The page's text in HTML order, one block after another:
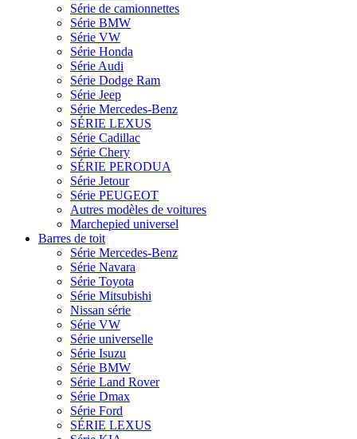
Série de camionnettes
Série BMW
Série VW
Série Honda
Série Audi
Série Dodge Ram
Série Jeep
Série Mercedes-Benz
SÉRIE LEXUS
Série Cadillac
Série Chery
SÉRIE PERODUA
Série Jetour
Série PEUGEOT
Autres modèles de voitures
Marchepied universel
Barres de toit
Série Mercedes-Benz
Série Navara
Série Toyota
Série Mitsubishi
Nissan série
Série VW
Série universelle
Série Isuzu
Série BMW
Série Land Rover
Série Dmax
Série Ford
SÉRIE LEXUS